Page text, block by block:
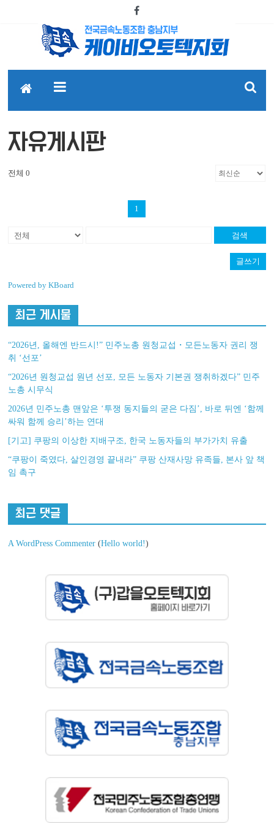
자유게시판
전체 0
1
검색
글쓰기
Powered by KBoard
최근 게시물
“2026년, 올해엔 반드시!” 민주노총 원청교섭・모든노동자 권리 쟁
취 ‘선포’
“2026년 원청교섭 원년 선포, 모든 노동자 기본권 쟁취하겠다” 민주
노총 시무식
2026년 민주노총 맨앞은 ‘투쟁 동지들의 굳은 다짐’, 바로 뒤엔 ‘함께
싸워 함께 승리’하는 연대
[기고] 쿠팡의 이상한 지배구조, 한국 노동자들의 부가가치 유출
“쿠팡이 죽였다, 살인경영 끝내라” 쿠팡 산재사망 유족들, 본사 앞 책
임 촉구
최근 댓글
A WordPress Commenter (Hello world!)